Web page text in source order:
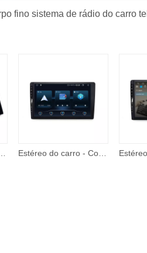
fino sistema de rádio do carro